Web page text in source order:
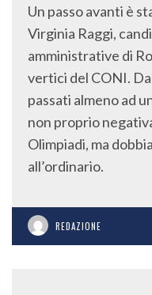
Un passo avanti è
Virginia Raggi,
amministrative di
vertici del CONI.
passati almeno ad
non proprio
Olimpiadi, ma
all’ordinario.
REDAZIONE